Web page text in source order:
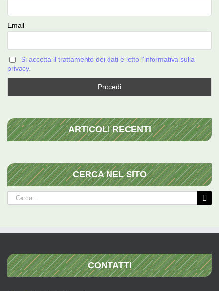
Email
Si accetta il trattamento dei dati e letto l'informativa sulla
privacy.
ARTICOLI RECENTI
CERCA NEL SITO
Cerca
per:
CONTATTI